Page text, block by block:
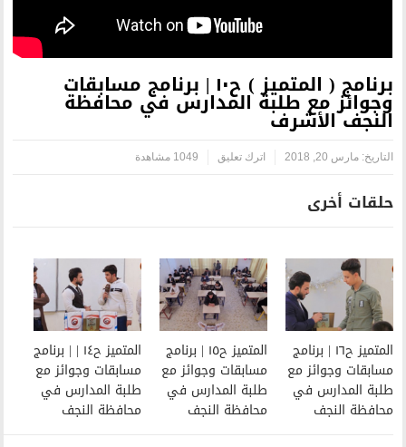
برنامج ( المتميز ) ح١٠ | برنامج مسابقات
المدارس في محافظة
اترك تعليق 1049 مشاهدة
المتميز ح١٥ | برنامج
مسابقات وجوائز مع
طلبة المدارس في
محافظة النجف
المتميز ح١٤ | | برنامج
مسابقات وجوائز مع
طلبة المدارس في
محافظة النجف